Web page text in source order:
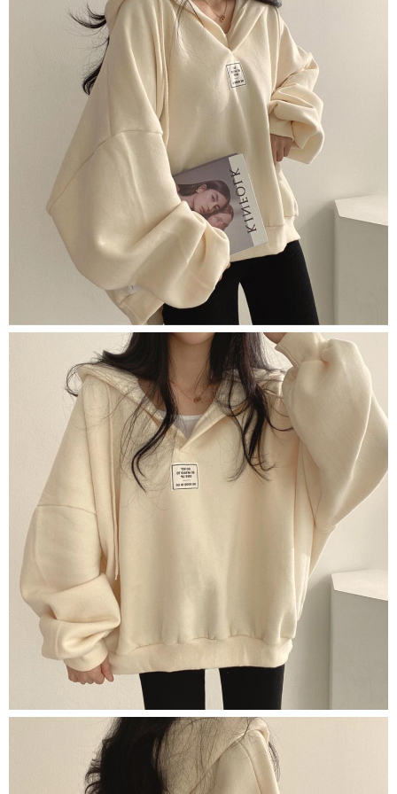
【Panduan Penggunaan Pembayaran Ansuran Gogo】
1. Perkhidmatan ini disediakan oleh Taiwan Mobile, pengguna telefon
mudah alih boleh segera menggunakan tanpa perlu memohon lagi.
(Hanya untuk nombor langganan peribadi, tidak terbuka untuk syarikat
dan kad prabayar)
2. Pilihan kaedah pembayaran "Pembayaran Ansuran Gogo", selepas
pesanan ditubuhkan, akan secara automatik dialihkan ke proses
transaksi Gogo, selepas pengesahan nombor telefon, pilih bilangan
ansuran yang diingini, tarikh akhir pembayaran, dan setelah
mengesahkan pembayaran, transaksi akan selesai.
3. Jumlah kelulusan sebenar, bilangan ansuran dan jumlah bayaran
adalah berdasarkan halaman pengesahan transaksi seterusnya.
4. Dalam masa 30 minit selepas pesanan ditubuhkan, jika tidak pergi
untuk mengesahkan transaksi atau jika tidak lulus semakan, pesanan
akan dibatalkan secara automatik. Jika terdapat situasi "pindah untuk
semakan khusus" yang tidak lulus, ini menunjukkan bahawa sistem
penilaian tidak mencukupi, tiada penjelasan mengenai kandungan
penilaian boleh diberikan.
【Penerangan Kaedah Pembayaran】
1. Pembayaran ansuran tidak digabungkan dalam bil telekomunikasi,
"Pembayaran Ansuran Gogo" akan menghantar SMS peringatan
pembayaran selepas tarikh penyelesaian bulanan.
2. Melalui pautan SMS untuk membuka bil, anda boleh memilih untuk
membayar melalui "Kod bar kedai serbaneka / Kedai rasmi Taiwan
Mobile / Pemindahan bank / Pembayaran J街口 / iPASS MONEY" dan
saluran lain.
【Nota Penting】
1. Perkhidmatan ini disediakan oleh "Taiwan Mobile Co., Ltd." untuk
membolehkan pengguna membeli produk atau perkhidmatan melalui
perkhidmatan ini semasa transaksi, dan kedai akan menyerahkan hak
tuntutan harga jual/beli ansuran kepada syarikat ini untuk membayar bil
menggunakan bil syarikat ini.
2. Berdasarkan tujuan kontrak persetujuan pembayaran menggunakan
"Pembayaran Ansuran Gogo", kedai akan memberikan maklumat peribadi
anda (termasuk nama, telefon atau alamat) kepada Taiwan Mobile untuk
pengumpulan, pemprosesan dan penggunaan, untuk pengesahan,
semakan dan pembetulan data yang diperlukan untuk bil ansuran oleh
Taiwan Mobile.
3. Sila baca syarat perkhidmatan pengguna secara lengkap melalui
pautan berikut: https://oppay.tw/userRule
untuk menggunakan AFTEE.
Sila hubungi NP Taiwan Inc. di cs_tw@netprotections.co.jp
mempunyai sebarang kebimbangan mengenai pemprosesan dan
penggunaan pada data peribadi. Jika anda tidak bersetuju dengan data
peribadi yang disenaraikan seperti di atas akan dikumpul dan digunakan
oleh AFTEE, sila jangan gunakan perkhidmatan ini.